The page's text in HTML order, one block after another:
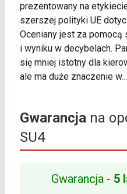
prezentowany na
szerszej polityki UE
Oceniany jest za pomocą
i wyniku w decybelach.
się mniej istotny dla
ale ma duże znaczenie w...
Gwarancjana
SU4
Gwarancja - 5